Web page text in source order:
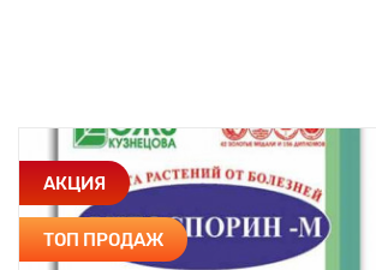
АКЦИЯ
ТОП ПРОДАЖ